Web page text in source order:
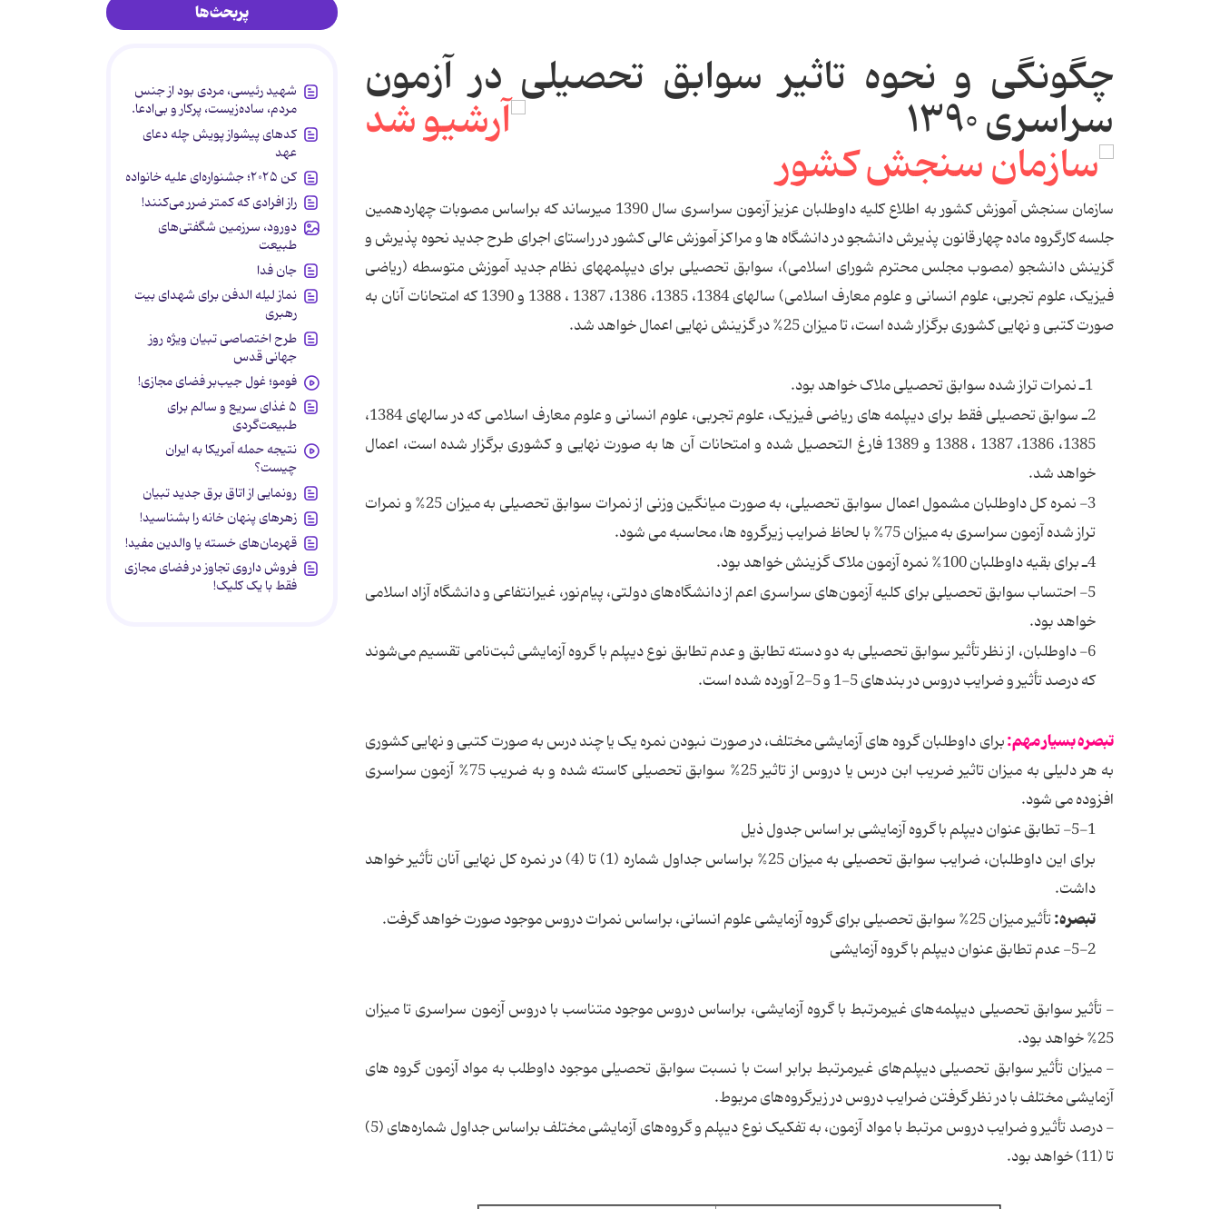
چگونگی و نحوه تاثیر سوابق تحصیلی در آزمون
سراسری ۱۳۹۰
سازمان سنجش آموزش کشور به اطلاع کلیه داوطلبان عزیز آزمون سراسری سال 1390 می­رساند که براساس مصوبات چهاردهمین
جلسه کارگروه ماده چهار قانون پذیرش دانشجو در دانشگاه ها و مراکز آموزش عالی کشور در راستای اجرای طرح جدید نحوه پذیرش و
گزینش دانشجو (مصوب مجلس محترم شورای اسلامی)، سوابق تحصیلی برای دیپلمه­های نظام جدید آموزش متوسطه (ریاضی
فیزیک، علوم تجربی، علوم انسانی و علوم معارف اسلامی) سال­های 1384، 1385، 1386، 1387 ، 1388 و 1390 که امتحانات آنان به
صورت کتبی و نهایی کشوری برگزار شده است، تا میزان 25% در گزینش نهایی اعمال خواهد شد.
2ـ سوابق تحصیلی فقط برای دیپلمه های ریاضی فیزیک، علوم تجربی، علوم انسانی و علوم معارف اسلامی که در سال­های 1384،
1385، 1386، 1387 ، 1388 و 1389 فارغ التحصیل شده و امتحانات آن ها به صورت نهایی و کشوری برگزار شده است، اعمال
خواهد شد.
3- نمره کل داوطلبان مشمول اعمال سوابق تحصیلی، به صورت میانگین وزنی از نمرات سوابق تحصیلی به میزان 25% و نمرات
تراز شده آزمون سراسری به میزان 75% با لحاظ ضرایب زیرگروه ها، محاسبه می شود.
4ـ برای بقیه داوطلبان 100% نمره آزمون ملاک گزینش خواهد بود.
5- احتساب سوابق تحصیلی برای کلیه آزمون‌های سراسری اعم از دانشگاه‌های دولتی، پیام‌نور، غیرانتفاعی و دانشگاه آزاد اسلامی
خواهد بود.
6- داوطلبان، از نظر تأثیر سوابق تحصیلی به دو دسته تطابق و عدم تطابق نوع دیپلم با گروه آزمایشی ثبت‌نامی تقسیم می‌شوند
که درصد تأثیر و ضرایب دروس در بندهای 5-1 و 5-2 آورده شده است.
تبصره بسیار مهم:برای داوطلبان گروه های آزمایشی مختلف، در صورت نبودن نمره یک یا چند درس به صورت کتبی و نهایی کشوری
به هر دلیلی به میزان تاثیر ضریب ابن درس یا دروس از تاثیر 25% سوابق تحصیلی کاسته شده و به ضریب 75% آزمون سراسری
افزوده می شود.
5-1- تطابق عنوان دیپلم با گروه آزمایشی بر اساس جدول ذیل
برای این داوطلبان، ضرایب سوابق تحصیلی به میزان 25% براساس جداول شماره (1) تا (4) در نمره کل نهایی آنان تأثیر خواهد
داشت.
تبصره:تأثیر میزان 25% سوابق تحصیلی برای گروه آزمایشی علوم انسانی، براساس نمرات دروس موجود صورت خواهد گرفت.
5-2- عدم تطابق عنوان دیپلم با گروه آزمایشی
-‌ تأثیر سوابق تحصیلی دیپلمه‌های غیرمرتبط با گروه آزمایشی، براساس دروس موجود متناسب با دروس آزمون سراسری تا میزان
25% خواهد بود.
- میزان تأثیر سوابق تحصیلی دیپلم‌های غیرمرتبط برابر است با نسبت سوابق تحصیلی موجود داوطلب به مواد آزمون گروه های
آزمایشی مختلف با در نظر گرفتن ضرایب دروس در زیرگروه‌های مربوط.
- درصد تأثیر و ضرایب دروس مرتبط با مواد آزمون، به تفکیک نوع دیپلم و گروه‌های آزمایشی مختلف براساس جداول شماره‌های (5)
تا (11) خواهد بود.
پربحث‌ها
شهید رئیسی، مردی بود از جنس
مردم، ساده‌زیست، پرکار و بی‌ادعا.
کدهای پیشواز پویش چله دعای
عهد
کن ۲۰۲۵؛ جشنواره‌ای علیه خانواده
راز افرادی که کمتر ضرر می‌کنند!
دورود، سرزمین شگفتی‌های
طبیعت
جان فدا
نماز لیله الدفن برای شهدای بیت
رهبری
طرح اختصاصی تبیان ویژه روز
جهانی قدس
فومو؛ غول جیب‌بر فضای مجازی!
۵ غذای سریع و سالم برای
طبیعت‌گردی
نتیجه حمله آمریکا به ایران
چیست؟
رونمایی از اتاق برق جدید تبیان
زهرهای پنهان خانه را بشناسید!
قهرمان‌های خسته یا والدین مفید!
فروش داروی تجاوز در فضای مجازی
فقط با یک کلیک!